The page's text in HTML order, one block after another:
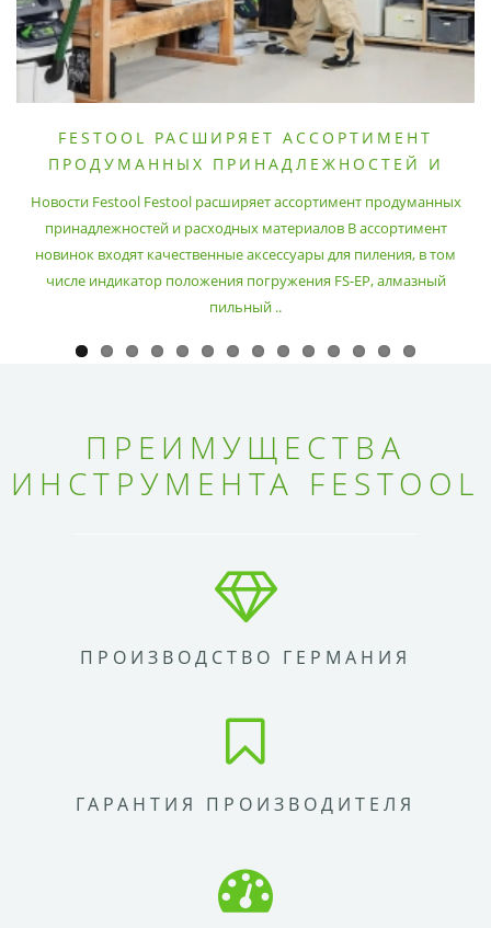
FESTOOL РАСШИРЯЕТ АССОРТИМЕНТ
ПРОДУМАННЫХ ПРИНАДЛЕЖНОСТЕЙ И
Новости Festool Festool расширяет ассортимент продуманных
принадлежностей и расходных материалов В ассортимент
новинок входят качественные аксессуары для пиления, в том
числе индикатор положения погружения FS-EP, алмазный
пильный ..
ПРЕИМУЩЕСТВА
ИНСТРУМЕНТА FESTOOL
ПРОИЗВОДСТВО ГЕРМАНИЯ
ГАРАНТИЯ ПРОИЗВОДИТЕЛЯ